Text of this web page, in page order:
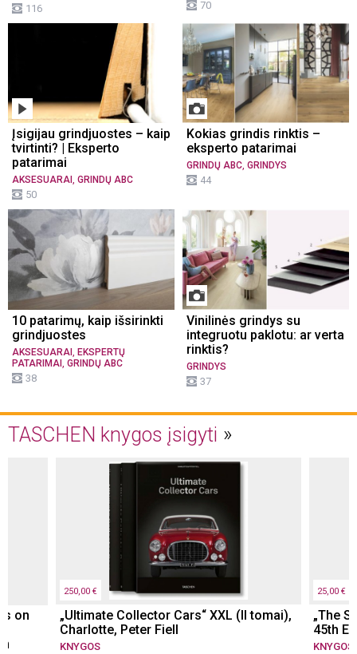
116 70
Įsigijau grindjuostes – kaip
tvirtinti? | Eksperto
patarimai
AKSESUARAI , GRINDŲ ABC
50
Kokias grindis rinktis –
eksperto patarimai
GRINDŲ ABC, GRINDYS
44
10 patarimų, kaip išsirinkti
grindjuostes
AKSESUARAI EKSPERTŲ
PATARIMAI GRINDŲ ABC
38
Vinilinės grindys su
integruotu paklotu: ar verta
rinktis?
GRINDYS
37
TASCHEN knygos įsigyti
on
250,00 €
„Ultimate Collector Cars“ XXL (II tomai),
Charlotte, Peter Fiell
KNYGOS
25,00 €
„The
45th
KNYGOS